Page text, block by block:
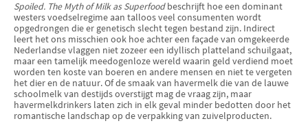
Spoiled. The Myth of Milk as Superfoodbeschrijft hoe een dominant
westers voedselregime aan talloos veel consumenten wordt
opgedrongen die er genetisch slecht tegen bestand zijn. Indirect
leert het ons misschien ook hoe achter een façade van omgekeerde
Nederlandse vlaggen niet zozeer een idyllisch platteland schuilgaat,
maar een tamelijk meedogenloze wereld waarin geld verdiend moet
worden ten koste van boeren en andere mensen en niet te vergeten
het dier en de natuur. Of de smaak van havermelk die van de lauwe
schoolmelk van destijds overstijgt mag de vraag zijn, maar
havermelkdrinkers laten zich in elk geval minder bedotten door het
romantische landschap op de verpakking van zuivelproducten.